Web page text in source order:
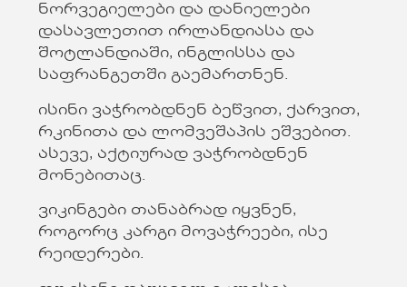
ნორვეგიელები და დანიელები
დასავლეთით ირლანდიასა და
შოტლანდიაში, ინგლისსა და
საფრანგეთში გაემართნენ.
ისინი ვაჭრობდნენ ბეწვით, ქარვით,
რკინითა და ლომვეშაპის ეშვებით.
ასევე, აქტიურად ვაჭრობდნენ
მონებითაც.
ვიკინგები თანაბრად იყვნენ,
როგორც კარგი მოვაჭრეები, ისე
რეიდერები.